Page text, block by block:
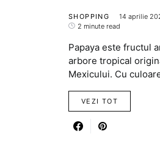
SHOPPING 14 aprilie
2 minute read
Papaya este fructul
arbore tropical
Mexicului. Cu
VEZI TOT